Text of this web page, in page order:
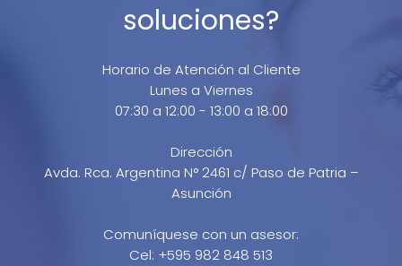
soluciones?
Horario de Atención al Cliente
Lunes a Viernes
07:30 a 12:00 - 13:00 a 18:00
Dirección
Avda. Rca. Argentina N° 2461 c/ Paso de Patria –
Asunción
Comuníquese con un asesor:
Cel: +595 982 848 513